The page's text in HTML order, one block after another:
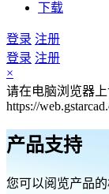
下载
登录 注册
登录 注册
×
请在电脑浏览器上
https://
产品支持
您可以阅览产品